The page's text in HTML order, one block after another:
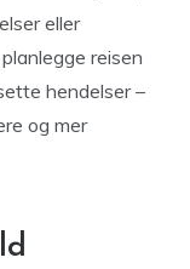
eller
reisen
hendelser –
og mer